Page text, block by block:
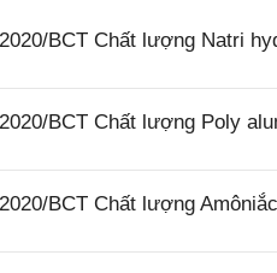
BCT Chất lượng Natri
BCT Chất lượng Poly
BCT Chất lượng